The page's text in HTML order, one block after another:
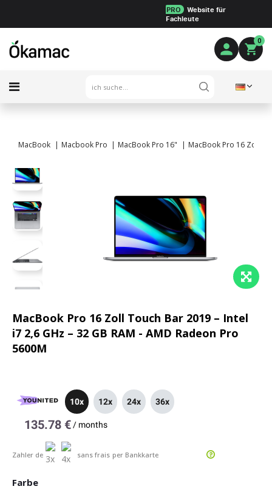
PRO
Website für
Fachleute
0
MacBook Macbook Pro MacBook Pro 16" MacBook Pro 16 Zoll
MacBook Pro 16 Zoll Touch Bar 2019 – Intel
i7 2,6 GHz – 32 GB RAM - AMD Radeon Pro
5600M
10x 12x 24x 36x
135.78 € / months
Zahler de sans frais per Bankkarte
Farbe